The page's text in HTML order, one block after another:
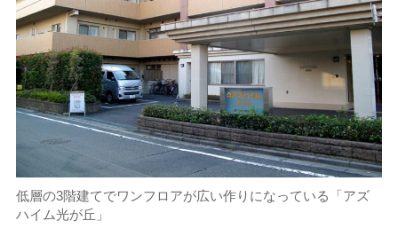
低層の3階建てでワンフロアが広い作りになっている「アズ
ハイム光が丘」